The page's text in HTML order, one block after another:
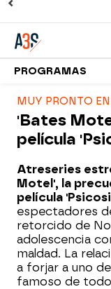
PROGRAMAS
MUY PRONTO
'Bates
película
Atreseries
Motel', la
película
espectadores
retorcido de
adolescencia
maldad. La
a forjar a uno
famoso de